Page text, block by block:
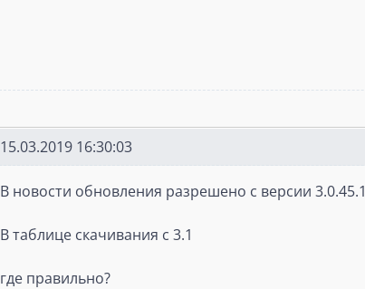
15.03.2019 16:30:03
В новости обновления разрешено с версии 3.0.45.1
В таблице скачивания с 3.1
где правильно?